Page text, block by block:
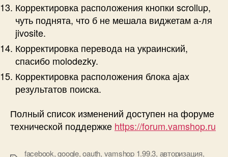
Корректировка расположения кнопки scrollup,
чуть поднята, что б не мешала виджетам а-ля
jivosite.
Корректировка перевода на украинский,
спасибо molodezky.
Корректировка расположения блока ajax
результатов поиска.
Полный список изменений доступен на форуме
технической поддержке https://forum.vamshop.ru
facebook,google,oauth, vamshop 1.99.3, авторизация,